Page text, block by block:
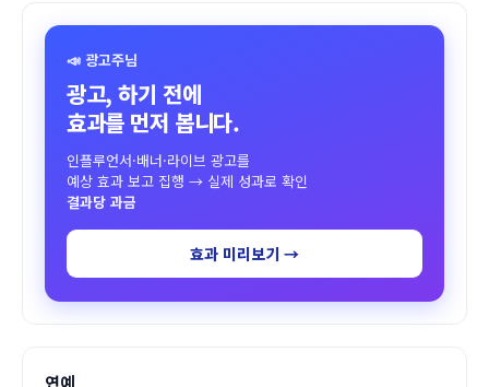
📣 광고주님
광고, 하기 전에
효과를 먼저 봅니다.
인플루언서·배너·라이브 광고를
예상 효과 보고 집행 → 실제 성과로 확인
결과당 과금
효과 미리보기 →
연예